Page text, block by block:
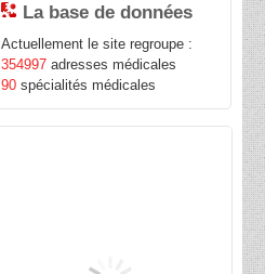
La base de données
Actuellement le site regroupe :
354997 adresses médicales
90 spécialités médicales